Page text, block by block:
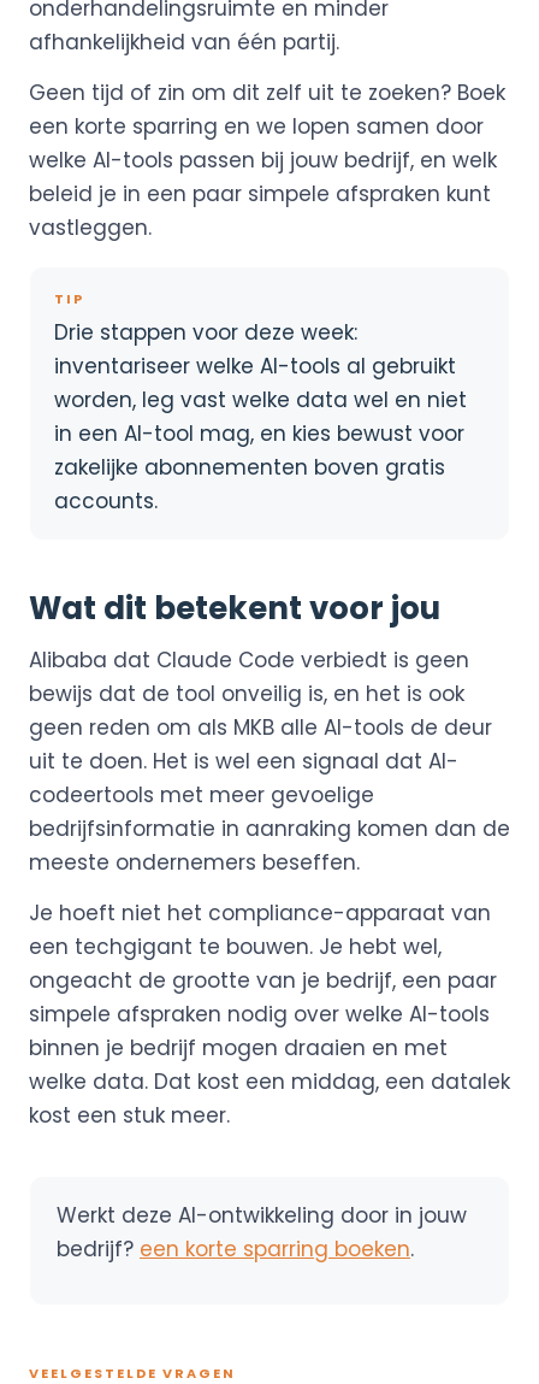
onderhandelingsruimte en minder
afhankelijkheid van één partij.
Geen tijd of zin om dit zelf uit te zoeken? Boek
een korte sparring en we lopen samen door
welke AI-tools passen bij jouw bedrijf, en welk
beleid je in een paar simpele afspraken kunt
vastleggen.
TIP
Drie stappen voor deze week:
inventariseer welke AI-tools al gebruikt
worden, leg vast welke data wel en niet
in een AI-tool mag, en kies bewust voor
zakelijke abonnementen boven gratis
accounts.
Wat dit betekent voor jou
Alibaba dat Claude Code verbiedt is geen
bewijs dat de tool onveilig is, en het is ook
geen reden om als MKB alle AI-tools de deur
uit te doen. Het is wel een signaal dat AI-
codeertools met meer gevoelige
bedrijfsinformatie in aanraking komen dan de
meeste ondernemers beseffen.
Je hoeft niet het compliance-apparaat van
een techgigant te bouwen. Je hebt wel,
ongeacht de grootte van je bedrijf, een paar
simpele afspraken nodig over welke AI-tools
binnen je bedrijf mogen draaien en met
welke data. Dat kost een middag, een datalek
kost een stuk meer.
Werkt deze AI-ontwikkeling door in jouw
bedrijf? een korte sparring boeken.
VEELGESTELDE VRAGEN